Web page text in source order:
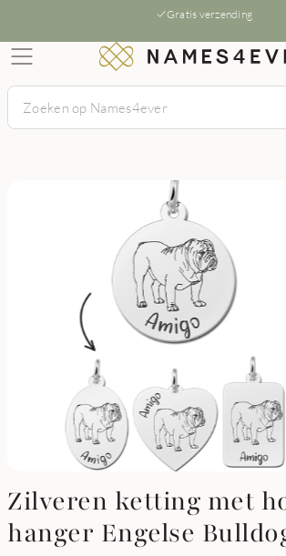
Gratis verzending
Zilveren ketting met
hanger Engelse